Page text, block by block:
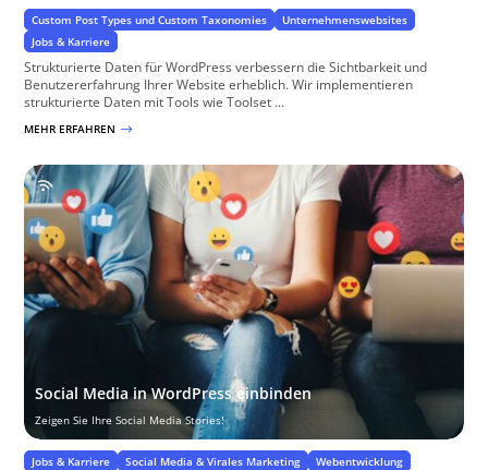
Custom Post Types und Custom Taxonomies
Unternehmenswebsites
Jobs & Karriere
Strukturierte Daten für WordPress verbessern die Sichtbarkeit und
Benutzererfahrung Ihrer Website erheblich. Wir implementieren
strukturierte Daten mit Tools wie Toolset ...
MEHR ERFAHREN $
Social Media in WordPress einbinden
Zeigen Sie Ihre Social Media Stories!
Jobs & Karriere Social Media & Virales Marketing Webentwicklung